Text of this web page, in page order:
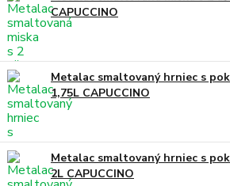
CAPUCCINO
Metalac smaltovaný hrniec s
1,75L CAPUCCINO
Metalac smaltovaný hrniec s
2L CAPUCCINO